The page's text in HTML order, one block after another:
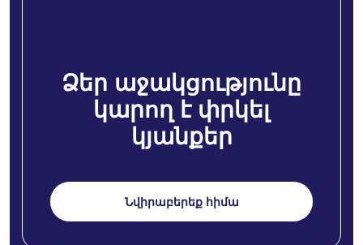
Ձեր աջակցությունը
կարող է փրկել
կյանքեր
Նվիրաբերեք հիմա